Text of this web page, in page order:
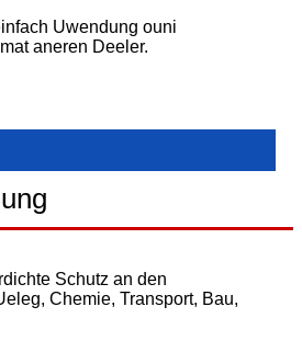
Uwendung ouni
aneren Deeler.
Schutz an den
Chemie, Transport, Bau,